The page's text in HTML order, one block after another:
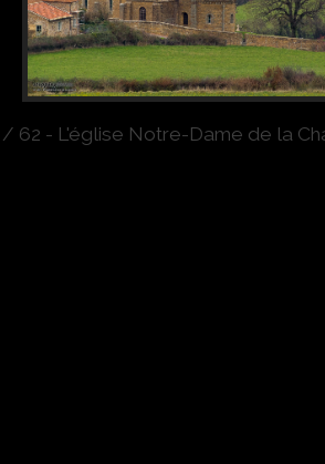
/ 62 - L'église Notre-Dame de la